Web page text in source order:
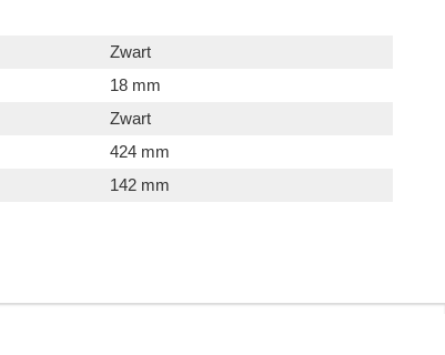
Zwart
18 mm
Zwart
424 mm
142 mm